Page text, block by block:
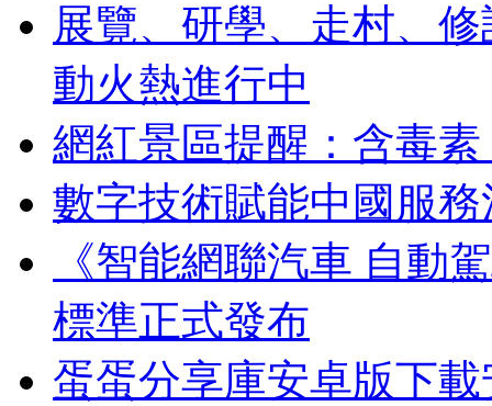
展覽、研學、走村、
動火熱進行中
網紅景區提醒：含毒
數字技術賦能中國服
《智能網聯汽車 自動
標準正式發布
蛋蛋分享庫安卓版下